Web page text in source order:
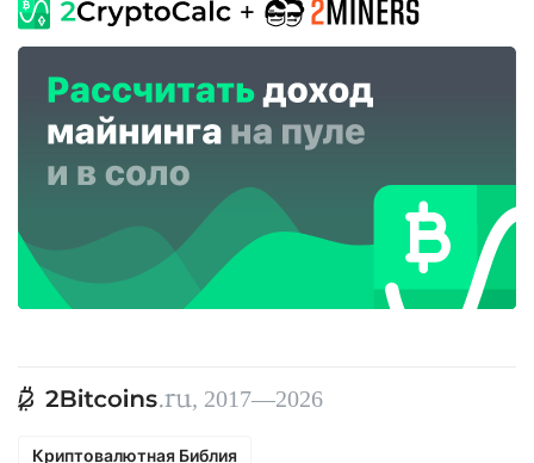
, 2017—2026
Криптовалютная Библия